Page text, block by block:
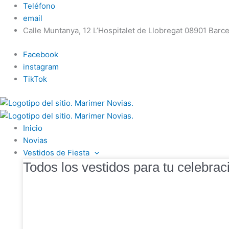
contenido
Teléfono
email
Calle Muntanya, 12 L’Hospitalet de Llobregat 08901
Facebook
instagram
TikTok
Inicio
Novias
Vestidos de Fiesta
Todos los vestidos para tu